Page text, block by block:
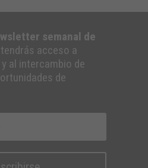
semanal de
acceso a
al intercambio de
de